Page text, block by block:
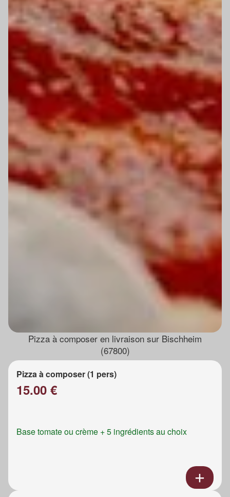
Pizza à composer en livraison sur Bischheim
(67800)
Pizza à composer (1 pers)
15.00 €
Base tomate ou crème + 5 ingrédients au choix